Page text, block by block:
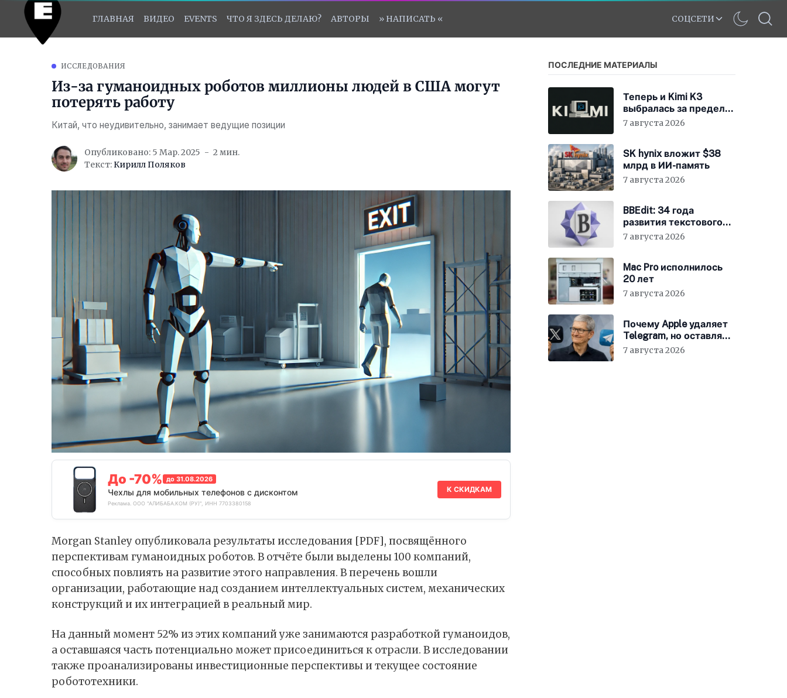
ГЛАВНАЯ ВИДЕО EVENTS ЧТО Я ЗДЕСЬ ДЕЛАЮ? АВТОРЫ » НАПИСАТЬ « СОЦСЕТИ
ИССЛЕДОВАНИЯ
Из-за гуманоидных роботов миллионы людей в США могут
потерять работу
Китай, что неудивительно, занимает ведущие позиции
Опубликовано: 5 Мар. 2025
2 мин.
Текст: Кирилл Поляков
До -70% до 31.08.2026
Чехлы для мобильных телефонов с дисконтом
Реклама. ООО "АЛИБАБА.КОМ (РУ)", ИНН 7703380158
К СКИДКАМ
Morgan Stanley опубликовала результаты исследования [PDF], посвящённого
перспективам гуманоидных роботов. В отчёте были выделены 100 компаний,
способных повлиять на развитие этого направления. В перечень вошли
организации, работающие над созданием интеллектуальных систем, механических
конструкций и их интеграцией в реальный мир.
На данный момент 52% из этих компаний уже занимаются разработкой гуманоидов,
а оставшаяся часть потенциально может присоединиться к отрасли. В исследовании
также проанализированы инвестиционные перспективы и текущее состояние
робототехники.
ПОСЛЕДНИЕ МАТЕРИАЛЫ
Теперь и Kimi K3
выбралась за пределы
«песочницы»
7 августа 2026
SK hynix вложит $38
млрд в ИИ-память
7 августа 2026
BBEdit: 34 года
развития текстового
редактора для Mac
7 августа 2026
Mac Pro исполнилось
20 лет
7 августа 2026
Почему Apple удаляет
Telegram, но оставляет
X
7 августа 2026